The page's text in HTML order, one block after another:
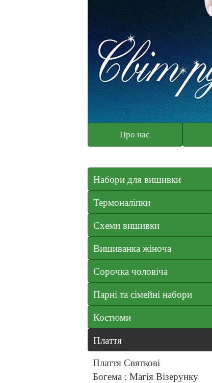
Про нас
Набори для вишивки
Термоналіпки
Схеми вишивки
Вишиванка жіноча
Сорочка чоловіча
Парні та сімейні набори
Костюми
Плаття
Плаття Святкові
Богема : Магія Візерунку